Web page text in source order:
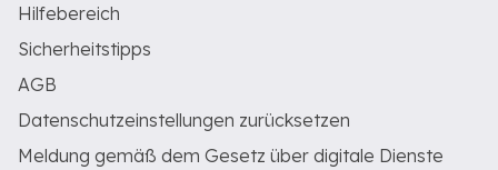
Hilfebereich
Sicherheitstipps
AGB
Datenschutzeinstellungen zurücksetzen
Meldung gemäß dem Gesetz über digitale Dienste